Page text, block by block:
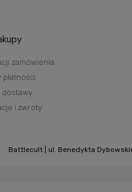
zamówienia
płatności
dostawy
i zwroty
Battlecult | ul. Benedykta